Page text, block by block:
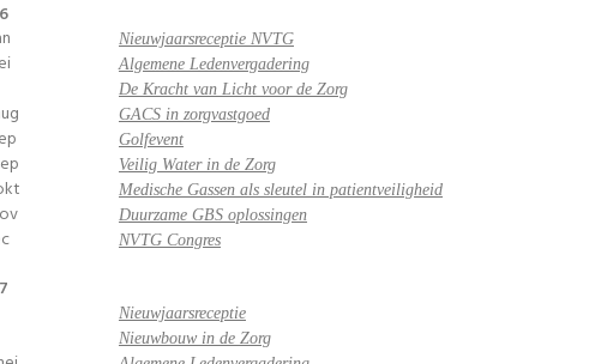
Nieuwjaarsreceptie NVTG
Algemene Ledenvergadering
De Kracht van Licht voor de Zorg
GACS in zorgvastgoed
Golfevent
Veilig Water in de Zorg
Medische Gassen als sleutel in patientveiligheid
Duurzame GBS oplossingen
NVTG Congres
Nieuwjaarsreceptie
Nieuwbouw in de Zorg